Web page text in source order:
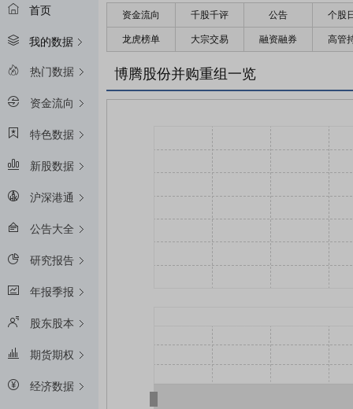
首页
我的数据
热门数据
资金流向
特色数据
新股数据
沪深港通
公告大全
研究报告
年报季报
股东股本
期货期权
经济数据
资金流向 千股千评 公告 个股
龙虎榜单 大宗交易 融资融券 高管
博腾股份并购重组一览